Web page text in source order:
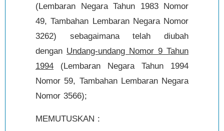
(Lembaran Negara Tahun 1983 Nomor
49, Tambahan Lembaran Negara Nomor
3262) sebagaimana telah diubah
dengan Undang-undang Nomor 9 Tahun
1994 (Lembaran Negara Tahun 1994
Nomor 59, Tambahan Lembaran Negara
Nomor 3566);
MEMUTUSKAN :